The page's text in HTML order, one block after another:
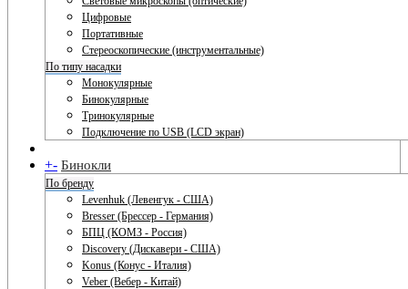
Цифровые
Портативные
Стереоскопические (инструментальные)
По типу насадки
Монокулярные
Бинокулярные
Тринокулярные
Подключение по USB (LCD экран)
+- Бинокли
По бренду
Levenhuk (Левенгук - США)
Bresser (Брессер - Германия)
БПЦ (КОМЗ - Россия)
Discovery (Дискавери - США)
Konus (Конус - Италия)
Veber (Вебер - Китай)